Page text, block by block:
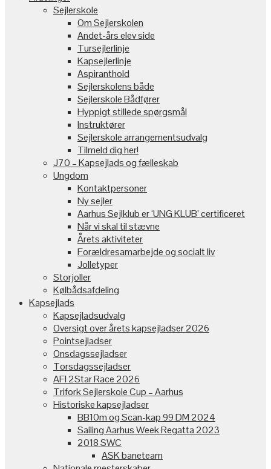
Sejlerskole
Om Sejlerskolen
Andet-års elev side
Tursejlerlinje
Kapsejlerlinje
Aspiranthold
Sejlerskolens både
Sejlerskole Bådfører
Hyppigt stillede spørgsmål
Instruktører
Sejlerskole arrangementsudvalg
Tilmeld dig her!
J70 – Kapsejlads og fælleskab
Ungdom
Kontaktpersoner
Ny sejler
Aarhus Sejlklub er ‘UNG KLUB’ certificeret
Når vi skal til stævne
Årets aktiviteter
Forældresamarbejde og socialt liv
Jolletyper
Storjoller
Kølbådsafdeling
Kapsejlads
Kapsejladsudvalg
Oversigt over årets kapsejladser 2026
Pointsejladser
Onsdagssejladser
Torsdagssejladser
AFI 2Star Race 2026
Trifork Sejlerskole Cup – Aarhus
Historiske kapsejladser
BB10m og Scan-kap 99 DM 2024
Sailing Aarhus Week Regatta 2023
2018 SWC
ASK baneteam